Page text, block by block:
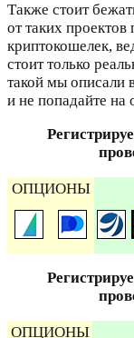
Также стоит
от таких
криптокошелек,
стоит только
такой мы описали
и не попадайте на
ОПЦИОНЫ
ОПЦИОНЫ